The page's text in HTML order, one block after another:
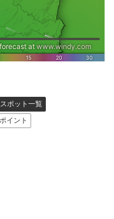
ポット一覧
イント